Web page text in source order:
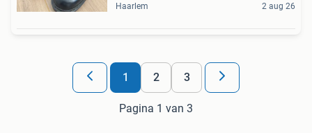
Haarlem 2 aug 26
1 2 3
Pagina 1 van 3